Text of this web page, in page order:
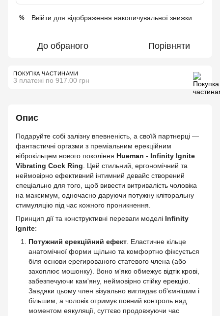
% Ввійти для відображення накопичувальної знижки
До обраного Порівняти
ПОКУПКА ЧАСТИНАМИ
3 платежі по 917.00 грн
Опис
Подаруйте собі залізну впевненість, а своїй партнерці —
фантастичні оргазми з преміальним ерекційним
віброкільцем нового покоління Hueman - Infinity Ignite
Vibrating Cock Ring . Цей стильний, ергономічний та
неймовірно ефективний інтимний девайс створений
спеціально для того, щоб вивести витривалість чоловіка
на максимум, одночасно даруючи потужну кліторальну
стимуляцію під час кожного проникнення.
Принцип дії та конструктивні переваги моделі Infinity
Ignite:
Потужний ерекційний ефект . Еластичне кільце
анатомічної форми щільно та комфортно фіксується
біля основи ерегированого статевого члена (або
захоплює мошонку). Воно м'яко обмежує відтік крові,
забезпечуючи кам'яну, неймовірно стійку ерекцію.
Завдяки цьому член візуально виглядає об'ємнішим і
більшим, а чоловік отримує повний контроль над
моментом еякуляції, суттєво продовжуючи час